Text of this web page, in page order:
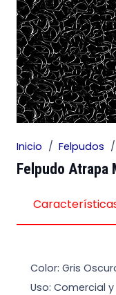
Inicio / Felpudos /
Felpudo Atrapa
Color: Gris
Uso: Comercial